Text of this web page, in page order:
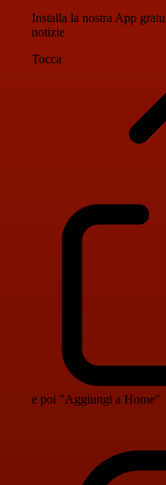
Installa la nostra App
notizie
Tocca
e poi "Aggiungi a Home"